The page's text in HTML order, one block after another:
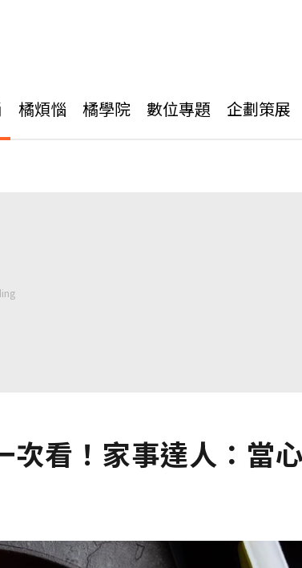
橘煩惱 橘學院 數位專題 企劃策展
次看！家事達人：當